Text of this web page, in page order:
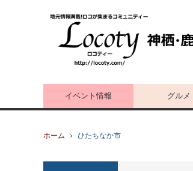
イベント情報 グルメ
ホーム ひたちなか市